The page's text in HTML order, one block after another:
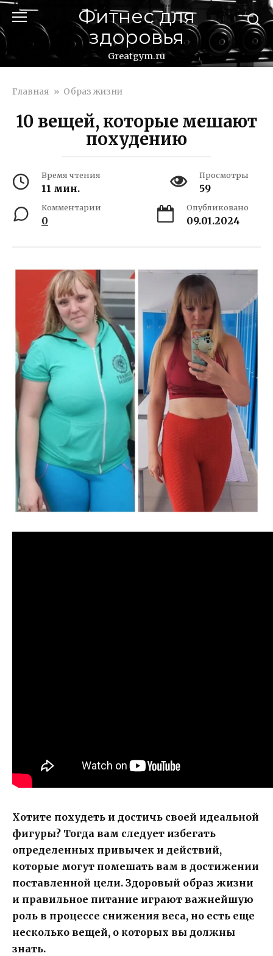
Перейти
контенту
Фитнес для
здоровья
Greatgym.ru
Главная » Образ жизни
10 вещей, которые мешают
похудению
Время чтения
11 мин.
Просмотры
59
Комментарии
0
Опубликовано
09.01.2024
Хотите похудеть и достичь своей идеальной
фигуры? Тогда вам следует избегать
определенных привычек и действий,
которые могут помешать вам в достижении
поставленной цели. Здоровый образ жизни
и правильное питание играют важнейшую
роль в процессе снижения веса, но есть еще
несколько вещей, о которых вы должны
знать.